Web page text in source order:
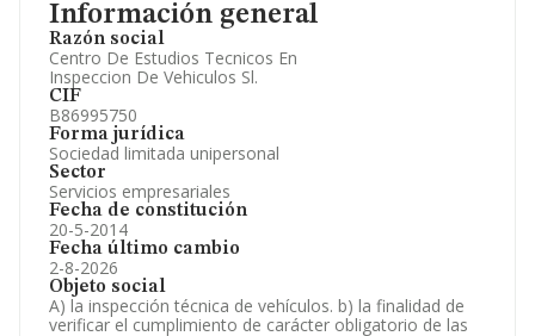
Información general
Razón social
Centro De Estudios Tecnicos En
Inspeccion De Vehiculos Sl.
CIF
B86995750
Forma jurídica
Sociedad limitada unipersonal
Sector
Servicios empresariales
Fecha de constitución
20-5-2014
Fecha último cambio
2-8-2026
Objeto social
A) la inspección técnica de vehículos. b) la finalidad de
verificar el cumplimiento de carácter obligatorio de las
Artículos de prensa publicados sobre la empresa.
Información oficial y registral complementaria.